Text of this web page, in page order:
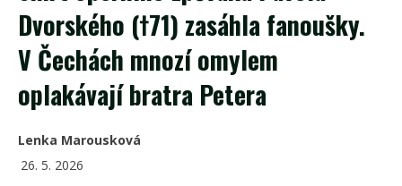
Dvorského (†71) zasáhla fanoušky.
V Čechách mnozí omylem
oplakávají bratra Petera
Lenka Marousková
26. 5. 2026